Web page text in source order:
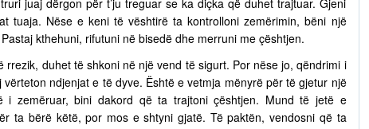
juaj dërgon për t’ju treguar se ka diçka që duhet trajtuar. Gjeni
tuaja. Nëse e keni të vështirë ta kontrolloni zemërimin, bëni një
kthehuni, rifutuni në bisedë dhe merruni me çështjen.
rrezik, duhet të shkoni në një vend të sigurt. Por nëse jo, qëndrimi i
ndjenjat e të dyve. Është e vetmja mënyrë për të gjetur një
i zemëruar, bini dakord që ta trajtoni çështjen. Mund të jetë e
ta bërë këtë, por mos e shtyni gjatë. Të paktën, vendosni që ta